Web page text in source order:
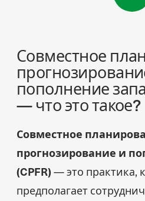
Совместное
пополнение
— что это такое?
Совместное
прогнозирование и
(CPFR) — это практика,
предполагает